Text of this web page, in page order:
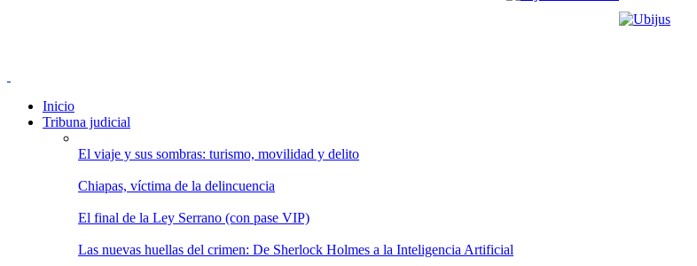
Inicio
Tribuna judicial
El viaje y sus sombras: turismo, movilidad y delito
Chiapas, víctima de la delincuencia
El final de la Ley Serrano (con pase VIP)
Las nuevas huellas del crimen: De Sherlock Holmes a la Inteligencia Artificial